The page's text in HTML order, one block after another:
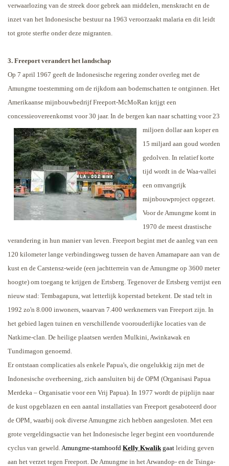
verwaarlozing van de streek door gebrek aan middelen, menskracht en de
inzet van het Indonesische bestuur na 1963 veroorzaakt malaria en dit leidt
tot grote sterfte onder deze migranten.
3. Freeport verandert het landschap
Op 7 april 1967 geeft de Indonesische regering zonder overleg met de
Amungme toestemming om de rijkdom aan bodemschatten te ontginnen. Het
Amerikaanse mijnbouwbedrijf Freeport-McMoRan krijgt een
concessieovereenkomst voor 30 jaar. In de bergen kan naar schatting voor 23
miljoen dollar aan koper en
15 miljard aan goud worden
gedolven. In relatief korte
tijd wordt in de Waa-vallei
een omvangrijk
mijnbouwproject opgezet.
Voor de Amungme komt in
1970 de meest drastische
verandering in hun manier van leven. Freeport begint met de aanleg van een
120 kilometer lange verbindingsweg tussen de haven Amamapare aan van de
kust en de Carstensz-weide (een jachtterrein van de Amungme op 3600 meter
hoogte) om toegang te krijgen de Ertsberg. Tegenover de Ertsberg verrijst een
nieuw stad: Tembagapura, wat letterlijk koperstad betekent. De stad telt in
1992 zo'n 8.000 inwoners, waarvan 7.400 werknemers van Freeport zijn. In
het gebied lagen tuinen en verschillende voorouderlijke locaties van de
Natkime-clan. De heilige plaatsen werden Mulkini, Awinkawak en
Tundimagon genoemd.
Er ontstaan complicaties als enkele Papua's, die ongelukkig zijn met de
Indonesische overheersing, zich aansluiten bij de OPM (Organisasi Papua
Merdeka – Organisatie voor een Vrij Papua). In 1977 wordt de pijplijn naar
de kust opgeblazen en een aantal installaties van Freeport gesaboteerd door
de OPM, waarbij ook diverse Amungme zich hebben aangesloten. Met een
grote vergeldingsactie van het Indonesische leger begint een voortdurende
cyclus van geweld. Amungme-stamhoofd Kelly Kwalik gaat leiding geven
aan het verzet tegen Freeport. De Amungme in het Arwandop- en de Tsinga-